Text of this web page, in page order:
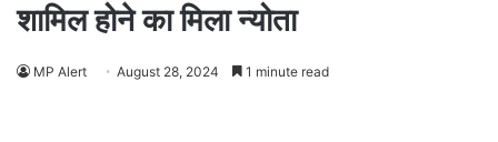
शामिल होने का मिला न्योता
MP Alert August 28, 2024 1 minute read